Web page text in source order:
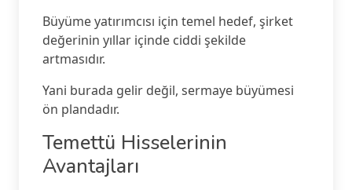
Büyüme yatırımcısı için temel hedef, şirket
değerinin yıllar içinde ciddi şekilde
artmasıdır.
Yani burada gelir değil, sermaye büyümesi
ön plandadır.
Temettü Hisselerinin
Avantajları